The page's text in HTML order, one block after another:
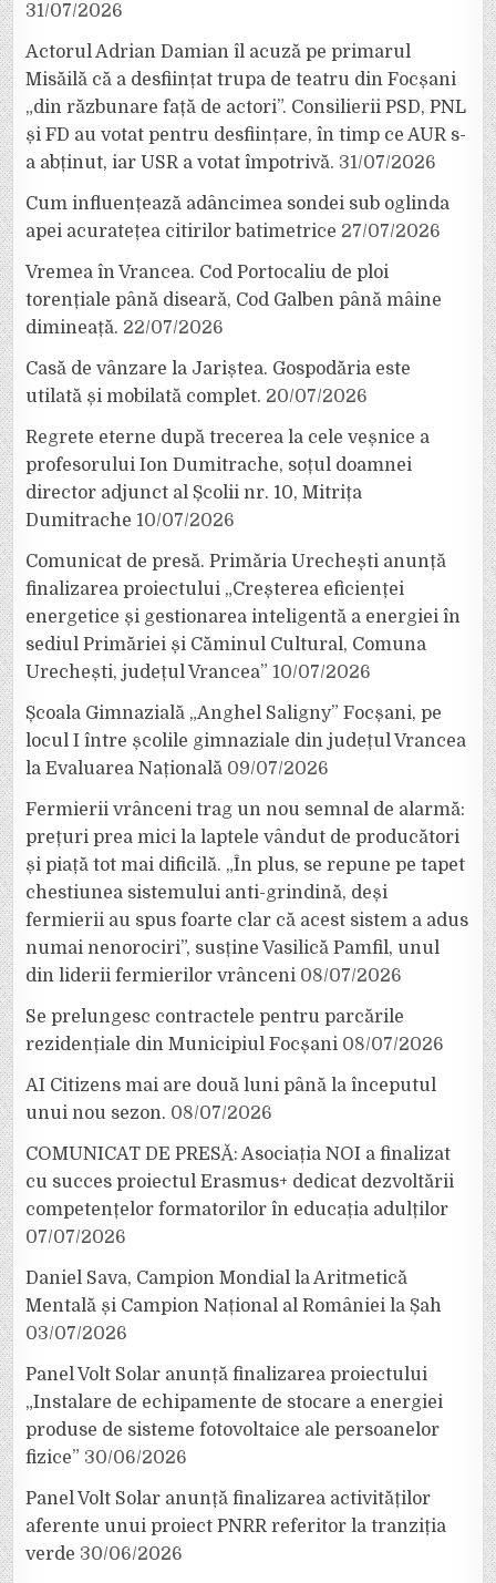
31/07/2026
Actorul Adrian Damian îl acuză pe primarul
Misăilă că a desființat trupa de teatru din Focșani
„din răzbunare față de actori”. Consilierii PSD, PNL
și FD au votat pentru desființare, în timp ce AUR s-
a abținut, iar USR a votat împotrivă. 31/07/2026
Cum influențează adâncimea sondei sub oglinda
apei acuratețea citirilor batimetrice 27/07/2026
Vremea în Vrancea. Cod Portocaliu de ploi
torențiale până diseară, Cod Galben până mâine
dimineață. 22/07/2026
Casă de vânzare la Jariștea. Gospodăria este
utilată și mobilată complet. 20/07/2026
Regrete eterne după trecerea la cele veșnice a
profesorului Ion Dumitrache, soțul doamnei
director adjunct al Școlii nr. 10, Mitrița
Dumitrache 10/07/2026
Comunicat de presă. Primăria Urechești anunță
finalizarea proiectului „Creșterea eficienței
energetice și gestionarea inteligentă a energiei în
sediul Primăriei și Căminul Cultural, Comuna
Urechești, județul Vrancea” 10/07/2026
Școala Gimnazială „Anghel Saligny” Focșani, pe
locul I între școlile gimnaziale din județul Vrancea
la Evaluarea Națională 09/07/2026
Fermierii vrânceni trag un nou semnal de alarmă:
prețuri prea mici la laptele vândut de producători
și piață tot mai dificilă. „În plus, se repune pe tapet
chestiunea sistemului anti-grindină, deși
fermierii au spus foarte clar că acest sistem a adus
numai nenorociri”, susține Vasilică Pamfil, unul
din liderii fermierilor vrânceni 08/07/2026
Se prelungesc contractele pentru parcările
rezidențiale din Municipiul Focșani 08/07/2026
AI Citizens mai are două luni până la începutul
unui nou sezon. 08/07/2026
COMUNICAT DE PRESĂ: Asociația NOI a finalizat
cu succes proiectul Erasmus+ dedicat dezvoltării
competențelor formatorilor în educația adulților
07/07/2026
Daniel Sava, Campion Mondial la Aritmetică
Mentală și Campion Național al României la Șah
03/07/2026
Panel Volt Solar anunță finalizarea proiectului
„Instalare de echipamente de stocare a energiei
produse de sisteme fotovoltaice ale persoanelor
fizice” 30/06/2026
Panel Volt Solar anunță finalizarea activităților
aferente unui proiect PNRR referitor la tranziția
verde 30/06/2026